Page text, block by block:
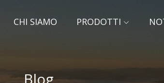
CHI SIAMO PRODOTTI
Blog